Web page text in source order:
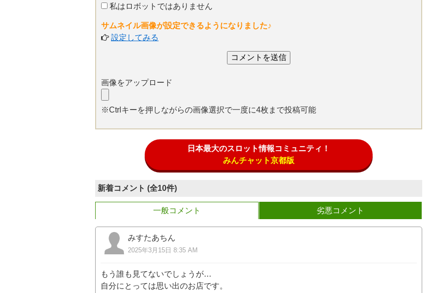
私はロボットではありません
サムネイル画像が設定できるようになりました♪
設定してみる
画像をアップロード
※Ctrlキーを押しながらの画像選択で一度に4枚まで投稿可能
日本最大のスロット情報コミュニティ！
みんチャット京都版
新着コメント (全10件)
一般コメント 劣悪コメント
みすたあちん
2025年3月15日 8:35 AM
もう誰も見てないでしょうが…
自分にとっては思い出のお店です。